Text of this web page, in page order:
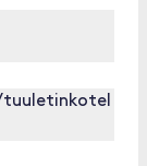
tuuletinkotel